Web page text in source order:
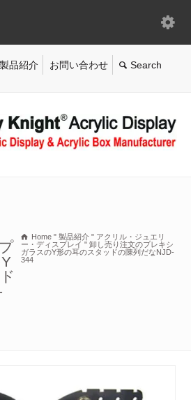
製品紹介 お問い合わせ
Home " 製品紹介 " アクリル・ジュエリ
ー・ディスプレイ " 卸し売り注文のプレキシ
ガラスのY形の耳のスタッドの陳列だなNJD-
344